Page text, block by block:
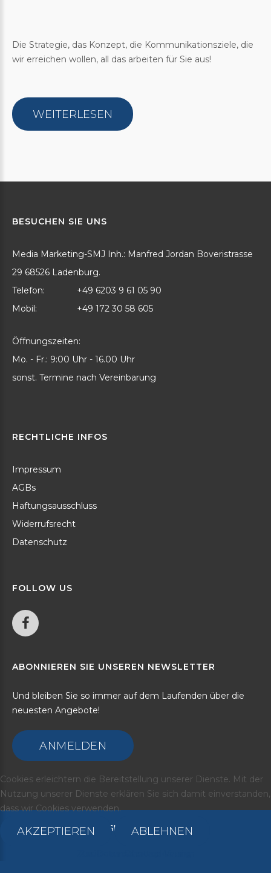
Die Strategie, das Konzept, die Kommunikationsziele, die
wir erreichen wollen, all das arbeiten für Sie aus!
WEITERLESEN
BESUCHEN SIE UNS
Media Marketing-SMJ Inh.: Manfred Jordan Boveristrasse
29 68526 Ladenburg.
Telefon:
+49 6203 9 61 05 90
Mobil:
+49 172 30 58 605
Öffnungszeiten:
Mo. - Fr.: 9:00 Uhr - 16.00 Uhr
sonst. Termine nach Vereinbarung
RECHTLICHE INFOS
Impressum
AGBs
Haftungsausschluss
Widerrufsrecht
Datenschutz
FOLLOW US
ABONNIEREN SIE UNSEREN NEWSLETTER
Und bleiben Sie so immer auf dem Laufenden über die
neuesten Angebote!
ANMELDEN
©2026 Media Marketing-SMJ
Cookies erleichtern die Bereitstellung unserer Dienste. Mit der
Nutzung unserer Dienste erklären Sie sich damit einverstanden,
dass wir Cookies verwenden.
AKZEPTIEREN ABLEHNEN